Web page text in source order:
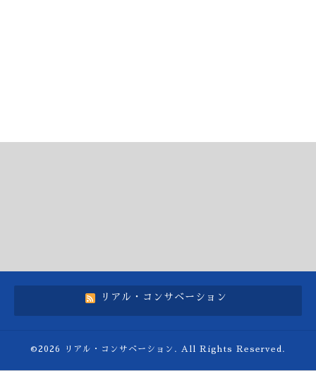
リアル・コンサベーション
©2026 リアル・コンサベーション . All Rights Reserved.